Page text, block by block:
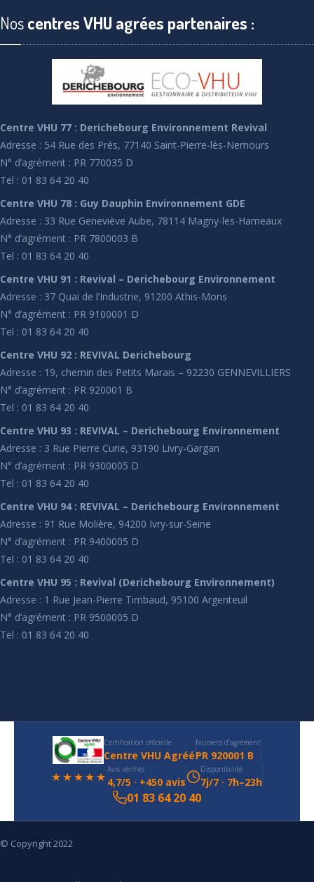
Noscentres VHU agrées partenaires :
Centre VHU 77 : Derichebourg Environnement Revival
Adresse : 54 Rue des Prés, 77140 Saint-Pierre-lès-Nemours
N° d’agrément : PR 770035 D
Tel : 01 83 64 20 40
Centre VHU 78 : Guy Dauphin Environnement GDE
Adresse : 33 Rue Geneviève Aube, 78114 Magny-les-Hameaux
N° d’agrément : PR 7800003 B
Tel : 01 83 64 20 40
Centre VHU 91 : Revival – Derichebourg Environnement
Adresse : 37 Quai de l’Industrie, 91200 Athis-Mons
N° d’agrément : PR 9100001 D
Tel : 01 83 64 20 40
Centre VHU 92 : REVIVAL Derichebourg
Adresse : 19, chemin des Petits Marais – 92230 GENNEVILLIERS
N° d’agrément : PR 920001 B
Tel : 01 83 64 20 40
Centre VHU 93 : REVIVAL – Derichebourg Environnement
Adresse : 3 Rue Pierre Curie, 93190 Livry-Gargan
N° d’agrément : PR 9300005 D
Tel : 01 83 64 20 40
Centre VHU 94 : REVIVAL – Derichebourg Environnement
Adresse : 91 Rue Molière, 94200 Ivry-sur-Seine
N° d’agrément : PR 9400005 D
Tel : 01 83 64 20 40
Centre VHU 95 : Revival (Derichebourg Environnement)
Adresse : 1 Rue Jean-Pierre Timbaud, 95100 Argenteuil
N° d’agrément : PR 9500005 D
Tel : 01 83 64 20 40
Certification officielle
Centre VHU Agréé
Numéro d'agrément
PR 920001 B
★★★★★ Avis vérifiés
4,7/5 · +450 avis
Disponibilité
7j/7 · 7h–23h
01 83 64 20 40
© Copyright 2022